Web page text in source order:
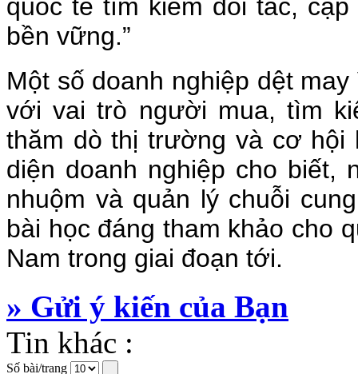
quốc tế tìm kiếm đối tác,
bền vững.”
Một số doanh nghiệp dệt
với vai trò người mua, tìm
thăm dò thị trường và cơ
diện doanh nghiệp cho biết,
nhuộm và quản lý chuỗi
bài học đáng tham khảo cho
Nam trong giai đoạn tới.
» Gửi ý kiến của Bạn
Tin khác :
Số bài/trang